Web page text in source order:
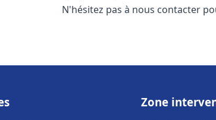
N'hésitez pas à nous contacter
Zone